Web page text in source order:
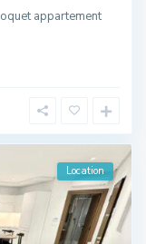
appartement
Location